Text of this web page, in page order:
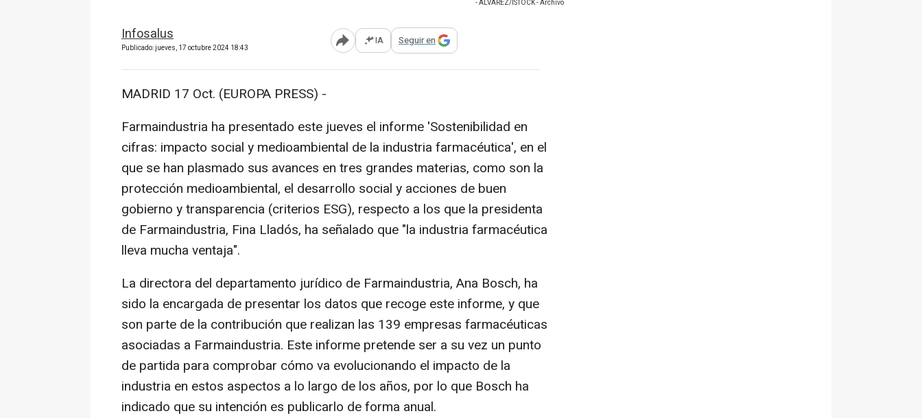
- ALVAREZ/ISTOCK - Archivo
Infosalus
Publicado: jueves, 17 octubre 2024 18:43 Abrir opciones para compartir
IA Seguir en
MADRID 17 Oct. (EUROPA PRESS) -
Farmaindustria ha presentado este jueves el informe 'Sostenibilidad en
cifras: impacto social y medioambiental de la industria farmacéutica', en el
que se han plasmado sus avances en tres grandes materias, como son la
protección medioambiental, el desarrollo social y acciones de buen
gobierno y transparencia (criterios ESG), respecto a los que la presidenta
de Farmaindustria, Fina Lladós, ha señalado que "la industria farmacéutica
lleva mucha ventaja".
La directora del departamento jurídico de Farmaindustria, Ana Bosch, ha
sido la encargada de presentar los datos que recoge este informe, y que
son parte de la contribución que realizan las 139 empresas farmacéuticas
asociadas a Farmaindustria. Este informe pretende ser a su vez un punto
de partida para comprobar cómo va evolucionando el impacto de la
industria en estos aspectos a lo largo de los años, por lo que Bosch ha
indicado que su intención es publicarlo de forma anual.